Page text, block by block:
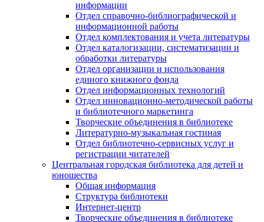
информации
Отдел справочно-библиографической и
информационной работы
Отдел комплектования и учета литературы
Отдел каталогизации, систематизации и
обработки литературы
Отдел организации и использования
единого книжного фонда
Отдел информационных технологий
Отдел инновационно-методической работы
и библиотечного маркетинга
Творческие объединения в библиотеке
Литературно-музыкальная гостиная
Отдел библиотечно-сервисных услуг и
регистрации читателей
Центральная городская библиотека для детей и
юношества
Общая информация
Структура библиотеки
Интернет-центр
Творческие объединения в библиотеке